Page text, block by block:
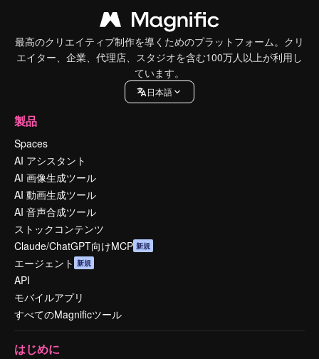
最高のクリエイティブ制作を導くためのプラットフォーム。クリ
エイター、企業、代理店、スタジオを含む100万人以上が利用し
ています。
日本語
製品
Spaces
AI アシスタント
AI 画像生成ツール
AI 動画生成ツール
AI 音声合成ツール
ストックコンテンツ
Claude/ChatGPT向けMCP 新規
エージェント 新規
API
モバイルアプリ
すべてのMagnificツール
はじめに